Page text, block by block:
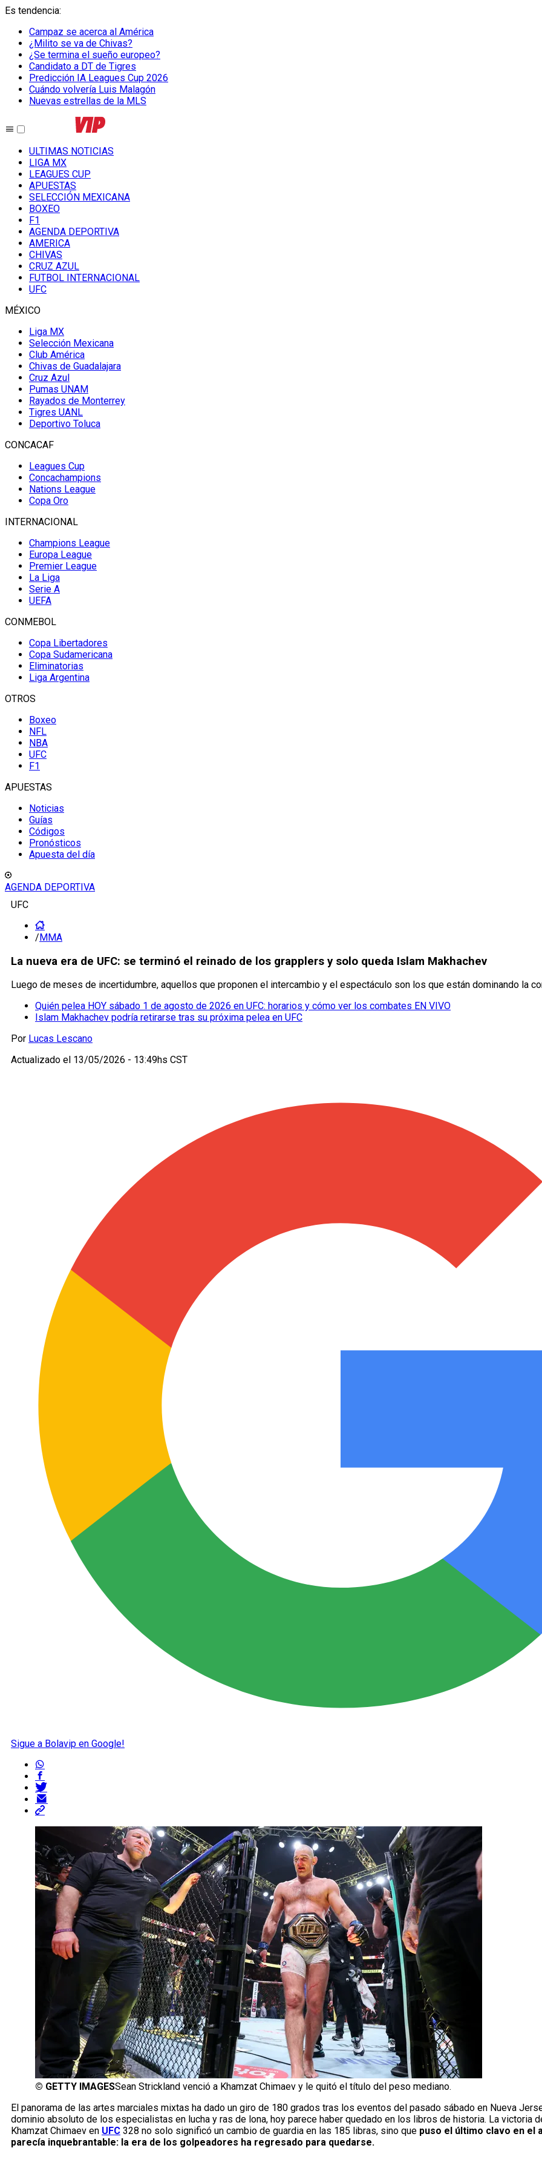
Es tendencia:
Campaz se acerca al América
¿Milito se va de Chivas?
¿Se termina el sueño europeo?
Candidato a DT de Tigres
Predicción IA Leagues Cup 2026
Cuándo volvería Luis Malagón
Nuevas estrellas de la MLS
ULTIMAS NOTICIAS
LIGA MX
LEAGUES CUP
APUESTAS
SELECCIÓN MEXICANA
BOXEO
F1
AGENDA DEPORTIVA
AMERICA
CHIVAS
CRUZ AZUL
FUTBOL INTERNACIONAL
UFC
MÉXICO
Liga MX
Selección Mexicana
Club América
Chivas de Guadalajara
Cruz Azul
Pumas UNAM
Rayados de Monterrey
Tigres UANL
Deportivo Toluca
CONCACAF
Leagues Cup
Concachampions
Nations League
Copa Oro
INTERNACIONAL
Champions League
Europa League
Premier League
La Liga
Serie A
UEFA
CONMEBOL
Copa Libertadores
Copa Sudamericana
Eliminatorias
Liga Argentina
OTROS
Boxeo
NFL
NBA
UFC
F1
APUESTAS
Noticias
Guías
Códigos
Pronósticos
Apuesta del día
AGENDA DEPORTIVA
UFC
/MMA
La nueva era de UFC: se terminó el reinado de los grapplers y solo queda Islam Makhachev
Luego de meses de incertidumbre, aquellos que proponen el intercambio y el espectáculo son los que están dominando la
Quién pelea HOY sábado 1 de agosto de 2026 en UFC: horarios y cómo ver los combates EN VIVO
Islam Makhachev podría retirarse tras su próxima pelea en UFC
Por Lucas Lescano
Actualizado el 13/05/2026 - 13:49hs CST
Sigue a Bolavip en Google!
© GETTY IMAGESSean Strickland venció a Khamzat Chimaev y le quitó el título del peso mediano.
El panorama de las artes marciales mixtas ha dado un giro de 180 grados tras los eventos del pasado sábado en Nueva
dominio absoluto de los especialistas en lucha y ras de lona, hoy parece haber quedado en los libros de historia. La victoria
Khamzat Chimaev en UFC 328 no solo significó un cambio de guardia en las 185 libras, sino que puso el último clavo en el
parecía inquebrantable: la era de los golpeadores ha regresado para quedarse.